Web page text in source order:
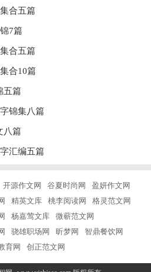
合五篇
7篇
合五篇
合10篇
五篇
锦集八篇
八篇
汇编五篇
开源作文网 谷夏时尚网
盈妍作文网
精英文库 桃李阅读网
格灵范文网
杨嘉莺文库
微蕲范文网
骁雄职场网 昕梦网
智鼎餐饮网
育网 创正范文网